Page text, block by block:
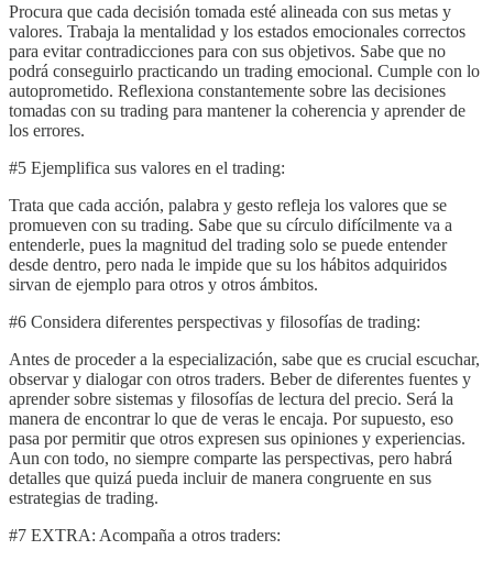
Procura que cada decisión tomada esté alineada con sus metas y
valores. Trabaja la mentalidad y los estados emocionales correctos
para evitar contradicciones para con sus objetivos. Sabe que no
podrá conseguirlo practicando un trading emocional. Cumple con lo
autoprometido. Reflexiona constantemente sobre las decisiones
tomadas con su trading para mantener la coherencia y aprender de
los errores.
#5 Ejemplifica sus valores en el trading:
Trata que cada acción, palabra y gesto refleja los valores que se
promueven con su trading. Sabe que su círculo difícilmente va a
entenderle, pues la magnitud del trading solo se puede entender
desde dentro, pero nada le impide que su los hábitos adquiridos
sirvan de ejemplo para otros y otros ámbitos.
#6 Considera diferentes perspectivas y filosofías de trading:
Antes de proceder a la especialización, sabe que es crucial escuchar,
observar y dialogar con otros traders. Beber de diferentes fuentes y
aprender sobre sistemas y filosofías de lectura del precio. Será la
manera de encontrar lo que de veras le encaja. Por supuesto, eso
pasa por permitir que otros expresen sus opiniones y experiencias.
Aun con todo, no siempre comparte las perspectivas, pero habrá
detalles que quizá pueda incluir de manera congruente en sus
estrategias de trading.
#7 EXTRA: Acompaña a otros traders: